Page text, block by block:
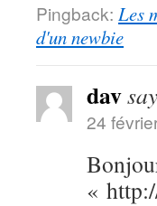
Pingback: Les
d'un newbie
dav
24
«